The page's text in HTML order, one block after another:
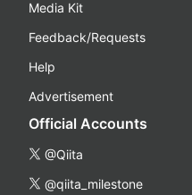
Media Kit
Feedback/Requests
Help
Advertisement
Official Accounts
@Qiita
@qiita_milestone